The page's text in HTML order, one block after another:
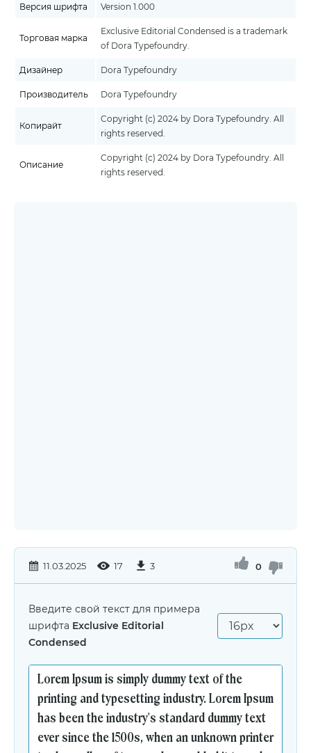
Версия шрифта Version 1.000
Торговая марка
Exclusive Editorial Condensed is a trademark
of Dora Typefoundry.
Дизайнер Dora Typefoundry
Производитель Dora Typefoundry
Копирайт
Copyright (c) 2024 by Dora Typefoundry. All
rights reserved.
Описание
Copyright (c) 2024 by Dora Typefoundry. All
rights reserved.
11.03.2025 17 3 0
Введите свой текст для примера
шрифта Exclusive Editorial
Condensed